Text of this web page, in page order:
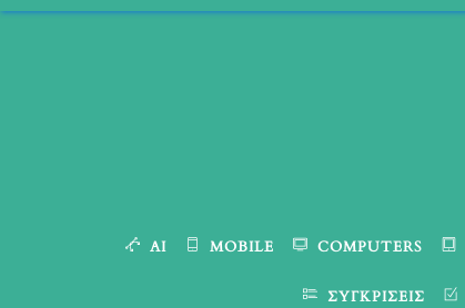
Skip
AI MOBILE COMPUTERS
ΣΥΓΚΡΊΣΕΙΣ